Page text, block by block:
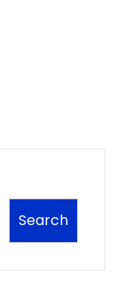
Search